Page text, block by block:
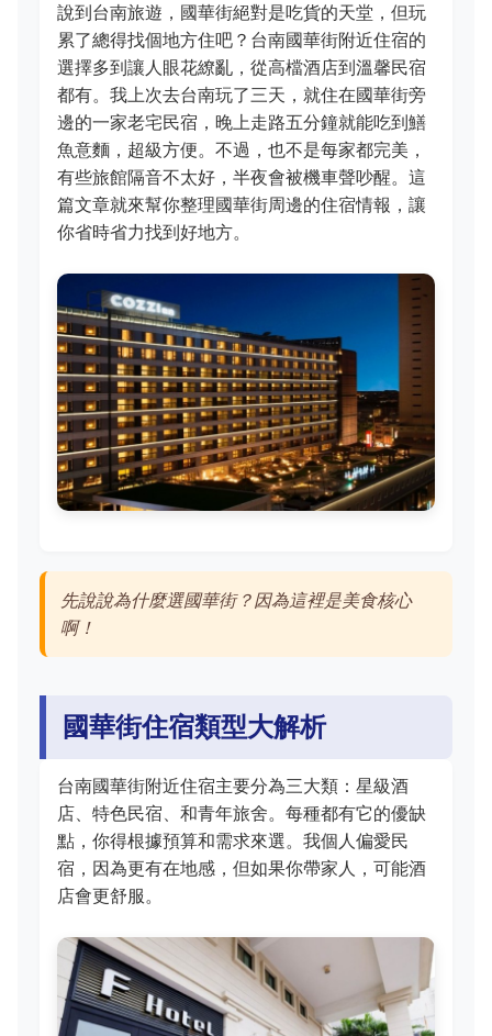
說到台南旅遊，國華街絕對是吃貨的天堂，但玩
累了總得找個地方住吧？台南國華街附近住宿的
選擇多到讓人眼花繚亂，從高檔酒店到溫馨民宿
都有。我上次去台南玩了三天，就住在國華街旁
邊的一家老宅民宿，晚上走路五分鐘就能吃到鱔
魚意麵，超級方便。不過，也不是每家都完美，
有些旅館隔音不太好，半夜會被機車聲吵醒。這
篇文章就來幫你整理國華街周邊的住宿情報，讓
你省時省力找到好地方。
先說說為什麼選國華街？因為這裡是美食核心
啊！
國華街住宿類型大解析
台南國華街附近住宿主要分為三大類：星級酒
店、特色民宿、和青年旅舍。每種都有它的優缺
點，你得根據預算和需求來選。我個人偏愛民
宿，因為更有在地感，但如果你帶家人，可能酒
店會更舒服。